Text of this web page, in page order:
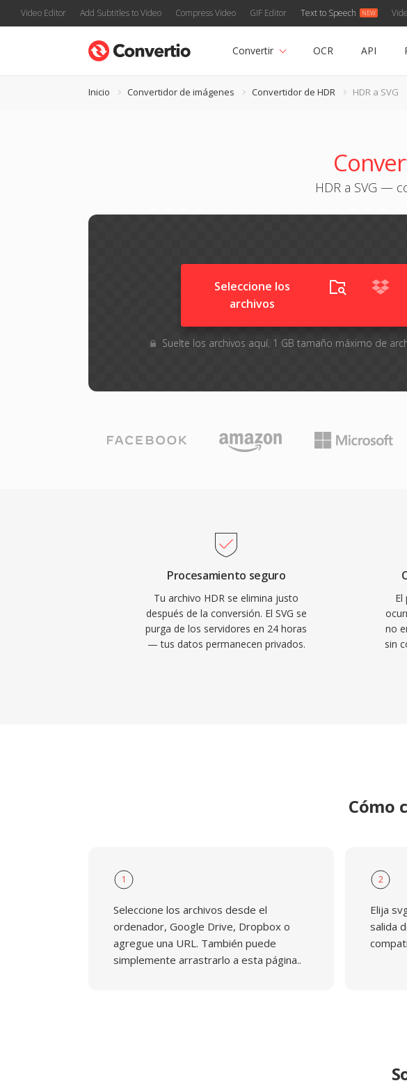
Video Editor Add Subtitles to Video Compress Video GIF Editor Text to Speech
Convertir OCR API
Inicio Convertidor de imágenes Convertidor de HDR HDR a SVG
HDR a SVG —
Seleccione los
archivos
Suelte los archivos aquí. 1 GB tamaño máximo de
Procesamiento seguro
Tu archivo HDR se elimina justo
después de la conversión. El SVG se
purga de los servidores en 24 horas
— tus datos permanecen privados.
El
no
sin
Cómo
1
Seleccione los archivos desde el
ordenador, Google Drive, Dropbox o
agregue una URL. También puede
simplemente arrastrarlo a esta página..
2
Elija
salida